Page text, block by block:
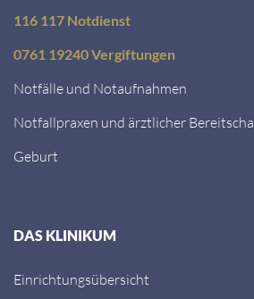
116 117 Notdienst
0761 19240 Vergiftungen
Notfälle und Notaufnahmen
Notfallpraxen und ärztlicher
Geburt
DAS KLINIKUM
Einrichtungsübersicht